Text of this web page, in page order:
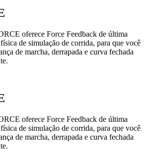
oferece Force Feedback de última
de simulação de corrida, para que você
de marcha, derrapada e curva fechada
oferece Force Feedback de última
de simulação de corrida, para que você
de marcha, derrapada e curva fechada